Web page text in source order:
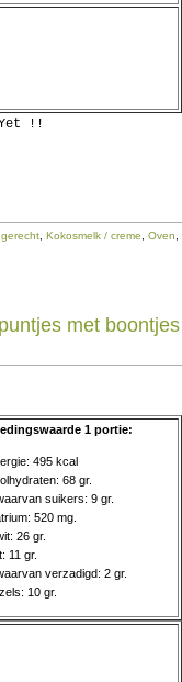
!!
Kokosmelk / creme Oven
met boontjes
1 portie:
495 kcal
68 gr.
suikers: 9 gr.
520 mg.
26 gr.
11 gr.
verzadigd: 2 gr.
10 gr.